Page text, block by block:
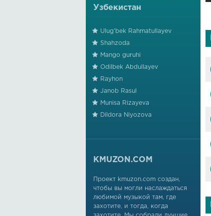
Узбекистан
Ulug'bek Rahmatullayev
Shahzoda
Mango guruhi
Odilbek Abdullayev
Rayhon
Janob Rasul
Munisa Rizayeva
Dildora Niyozova
KMUZON.COM
Проект kmuzon.com создан,
чтобы вы могли наслаждаться
любимой музыкой там, где
захотите, и тогда, когда